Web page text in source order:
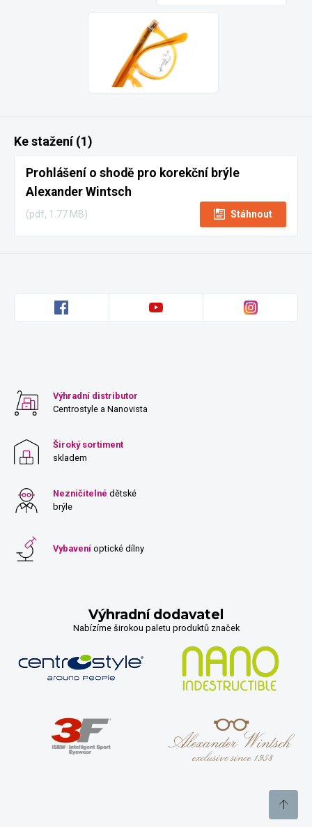
Ke stažení (1)
Prohlášení o shodě pro korekční brýle
Alexander Wintsch
(pdf, 1.77 MB) Stáhnout
Výhradní distributor
Centrostyle a Nanovista
Široký sortiment
skladem
Nezničitelné dětské
brýle
Vybavení optické dílny
Výhradní dodavatel
Nabízíme širokou paletu produktů značek